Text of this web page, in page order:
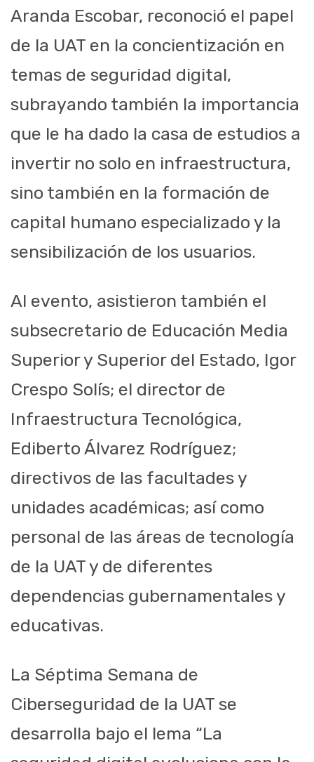
Aranda Escobar, reconoció el papel
de la UAT en la concientización en
temas de seguridad digital,
subrayando también la importancia
que le ha dado la casa de estudios a
invertir no solo en infraestructura,
sino también en la formación de
capital humano especializado y la
sensibilización de los usuarios.
Al evento, asistieron también el
subsecretario de Educación Media
Superior y Superior del Estado, Igor
Crespo Solís; el director de
Infraestructura Tecnológica,
Ediberto Álvarez Rodríguez;
directivos de las facultades y
unidades académicas; así como
personal de las áreas de tecnología
de la UAT y de diferentes
dependencias gubernamentales y
educativas.
La Séptima Semana de
Ciberseguridad de la UAT se
desarrolla bajo el lema “La